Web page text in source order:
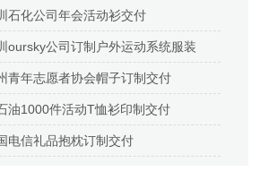
石化公司年会活动衫交付
oursky公司订制户外运动系统服装
青年志愿者协会帽子订制交付
油1000件活动T恤衫印制交付
电信礼品抱枕订制交付